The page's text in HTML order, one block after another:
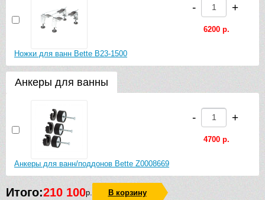
Ножки для ванн Bette B23-1500
- +
6200 р.
Анкеры для ванны
Анкеры для ванн/поддонов Bette Z0008669
- +
4700 р.
Итого:210 100р. В корзину